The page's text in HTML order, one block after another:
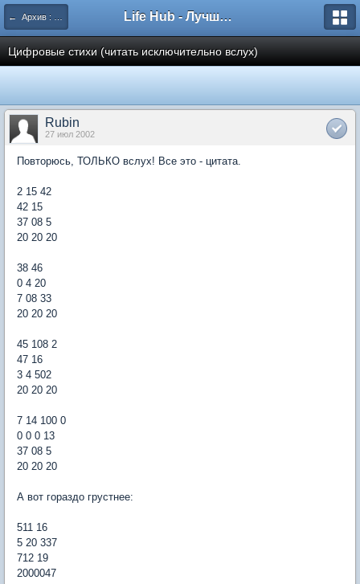
← Архив : ЗОМП Life Hub - Лучшие компьютерные игры мира
Цифровые стихи (читать исключительно вслух)
Rubin
27 июл 2002
Повторюсь, ТОЛЬКО вслух! Все это - цитата.
2 15 42
42 15
37 08 5
20 20 20
38 46
0 4 20
7 08 33
20 20 20
45 108 2
47 16
3 4 502
20 20 20
7 14 100 0
0 0 0 13
37 08 5
20 20 20
А вот гораздо грустнее:
511 16
5 20 337
712 19
2000047